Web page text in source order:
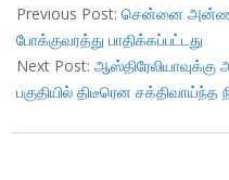
11-
20
Previous Post: சென்னை
போக்குவரத்து பாதிக்கப்பட்டது
Next Post: ஆஸ்திரேலியாவுக்கு
பகுதியில் திடீரென சக்திவாய்ந்த